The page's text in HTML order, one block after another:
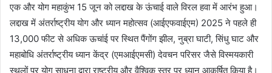
एक और योग महाकुंभ 15 जून को लद्दाख के ऊंचाई वाले विरल हवा में आरंभ हुआ।
लद्दाख में अंतर्राष्ट्रीय योग और ध्यान महोत्सव (आईएफवाईएम) 2025 ने पहले ही
13,000 फीट से अधिक ऊचांई पर स्थित पैंगोंग झील, नुब्रा घाटी, सिंधु घाट और
महाबोधि अंतर्राष्ट्रीय ध्यान केंद्र (एमआईएमसी) देवचन परिसर जैसे विस्मयकारी
स्थलों पर योग साधना द्वारा राष्ट्रीय और वैश्विक स्तर पर ध्यान आकर्षित किया है।